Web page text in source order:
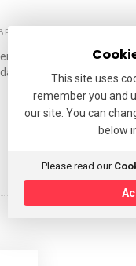
2023
chi conosce greco e
Corriere della Sera)
This site uses
remember you and
our site. You can
below
Please read our